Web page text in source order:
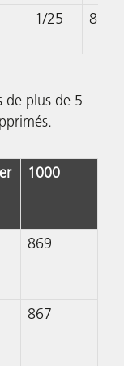
1/25 863
de plus de 5
1000
869
867